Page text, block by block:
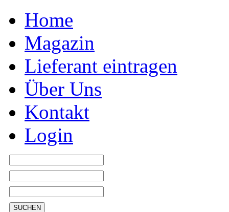
Home
Magazin
Lieferant eintragen
Über Uns
Kontakt
Login
SUCHEN